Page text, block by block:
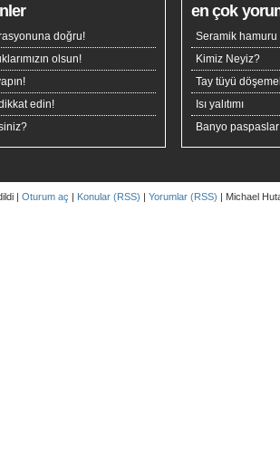
doğru!
olsun!
edin!
en çok
Seramik hamuru
Kimiz Neyiz?
Tay tüyü
Isı yalıtımı
Banyo
| Oturum aç | Konular (RSS) | Yorumlar (RSS) | Michael